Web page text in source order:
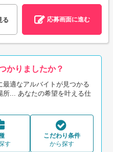
る 応募画面に進む
かりましたか？
適なアルバイトが見つかる
所... あなたの希望を叶える仕
す
こだわり条件
から探す